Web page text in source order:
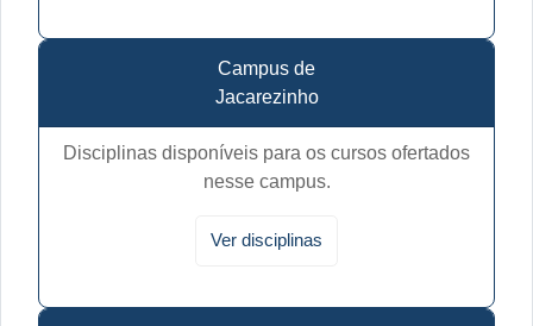
Campus de
Jacarezinho
Disciplinas disponíveis para os cursos ofertados
nesse campus.
Ver disciplinas